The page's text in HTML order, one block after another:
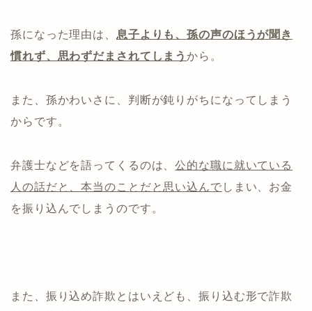
孫になった理由は、 息子よりも、孫の声のほうが聞き
慣れず、思わずだまされてしまうから。
また、孫かわいさに、判断が鈍りがちになってしまう
からです。
弁護士などを語ってくるのは、公的な職に就いている
人の話だと、本当のことだと思い込んで しまい、お金
を振り込んでしまうのです。
また、振り込め詐欺とはいえども、振り込む形で詐欺